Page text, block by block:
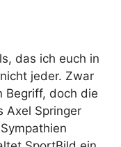
das ich euch in
jeder. Zwar
Begriff, doch die
Axel Springer